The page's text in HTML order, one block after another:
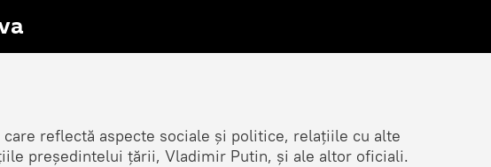
reflectă aspecte sociale și politice, relațiile cu alte
președintelui țării, Vladimir Putin, și ale altor oficiali.